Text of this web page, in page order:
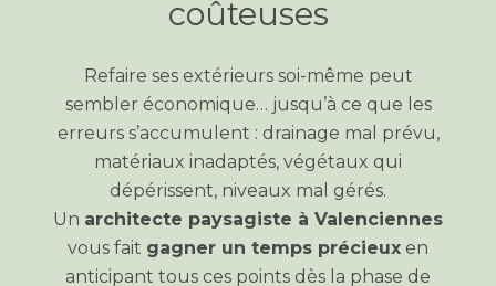
coûteuses
Refaire ses extérieurs soi-même peut
sembler économique… jusqu’à ce que les
erreurs s’accumulent : drainage mal prévu,
matériaux inadaptés, végétaux qui
dépérissent, niveaux mal gérés.
Un architecte paysagiste à Valenciennes
vous fait gagner un temps précieux en
anticipant tous ces points dès la phase de